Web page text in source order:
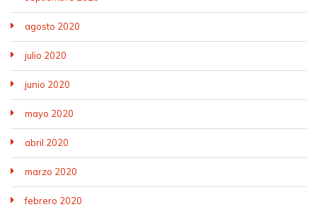
agosto 2020
julio 2020
junio 2020
mayo 2020
abril 2020
marzo 2020
febrero 2020